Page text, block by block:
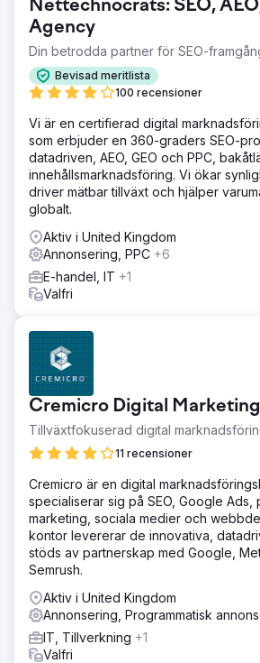
Nettechnocrats: SEO,
Agency
Din betrodda partner för SEO-
Bevisad meritlista
100 recensioner
Vi är en certifierad digital
som erbjuder en 360-graders SEO-
datadriven, AEO, GEO och PPC,
innehållsmarknadsföring. Vi ökar
driver mätbar tillväxt och hjälper
globalt.
Aktiv i United Kingdom
Annonsering, PPC +6
E-handel, IT +1
Valfri
Cremicro Digital
Tillväxtfokuserad digital
11 recensioner
Cremicro är en digital
specialiserar sig på SEO, Google Ads,
marketing, sociala medier och
kontor levererar de innovativa,
stöds av partnerskap med Google,
Semrush.
Aktiv i United Kingdom
Annonsering, Programmatisk
IT, Tillverkning +1
Valfri